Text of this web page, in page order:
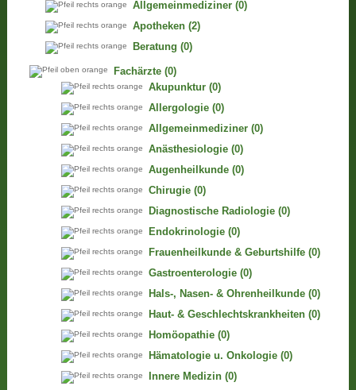
Allgemeinmediziner (0)
Apotheken (2)
Beratung (0)
Fachärzte (0)
Akupunktur (0)
Allergologie (0)
Allgemeinmediziner (0)
Anästhesiologie (0)
Augenheilkunde (0)
Chirugie (0)
Diagnostische Radiologie (0)
Endokrinologie (0)
Frauenheilkunde & Geburtshilfe (0)
Gastroenterologie (0)
Hals-, Nasen- & Ohrenheilkunde (0)
Haut- & Geschlechtskrankheiten (0)
Homöopathie (0)
Hämatologie u. Onkologie (0)
Innere Medizin (0)